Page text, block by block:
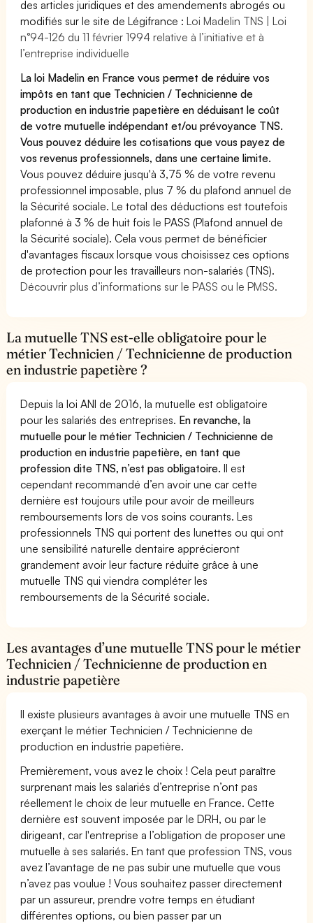
des articles juridiques et des amendements abrogés ou
modifiés sur le site de Légifrance :Loi Madelin TNS | Loi
n°94-126 du 11 février 1994 relative à l’initiative et à
l’entreprise individuelle
La loi Madelin en France vous permet de réduire vos
impôts en tant que Technicien / Technicienne de
production en industrie papetière en déduisant le coût
de votre mutuelle indépendant et/ou prévoyance TNS.
Vous pouvez déduire les cotisations que vous payez de
vos revenus professionnels, dans une certaine limite.
Vous pouvez déduire jusqu'à 3,75 % de votre revenu
professionnel imposable, plus 7 % du plafond annuel de
la Sécurité sociale. Le total des déductions est toutefois
plafonné à 3 % de huit fois le PASS (Plafond annuel de
la Sécurité sociale). Cela vous permet de bénéficier
d'avantages fiscaux lorsque vous choisissez ces options
de protection pour les travailleurs non-salariés (TNS).
Découvrir plus d’informations sur le PASS ou le PMSS.
La mutuelle TNS est-elle obligatoire pour le
métier Technicien / Technicienne de production
en industrie papetière ?
Depuis la loi ANI de 2016, la mutuelle est obligatoire
pour les salariés des entreprises. En revanche, la
mutuelle pour le métier Technicien / Technicienne de
production en industrie papetière, en tant que
profession dite TNS, n’est pas obligatoire.Il est
cependant recommandé d’en avoir une car cette
dernière est toujours utile pour avoir de meilleurs
remboursements lors de vos soins courants. Les
professionnels TNS qui portent des lunettes ou qui ont
une sensibilité naturelle dentaire apprécieront
grandement avoir leur facture réduite grâce à une
mutuelle TNS qui viendra compléter les
remboursements de la Sécurité sociale.
Les avantages d’une mutuelle TNS pour le métier
Technicien / Technicienne de production en
industrie papetière
Il existe plusieurs avantages à avoir une mutuelle TNS en
exerçant le métier Technicien / Technicienne de
production en industrie papetière.
Premièrement, vous avez le choix ! Cela peut paraître
surprenant mais les salariés d’entreprise n’ont pas
réellement le choix de leur mutuelle en France. Cette
dernière est souvent imposée par le DRH, ou par le
dirigeant, car l'entreprise a l’obligation de proposer une
mutuelle à ses salariés. En tant que profession TNS, vous
avez l’avantage de ne pas subir une mutuelle que vous
n’avez pas voulue ! Vous souhaitez passer directement
par un assureur, prendre votre temps en étudiant
différentes options, ou bien passer par un